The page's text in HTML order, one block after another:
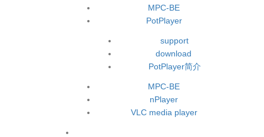
MPC-BE
PotPlayer
support
download
PotPlayer简介
MPC-BE
nPlayer
VLC media player